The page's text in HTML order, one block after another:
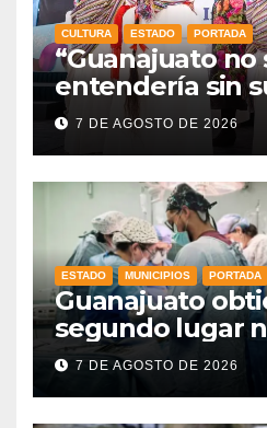
CULTURA ESTADO PORTADA
“Guanajuato no
entendería sin
Indígenas”: Libia
fortalece el
7 DE AGOSTO DE 2026
ESTADO MUNICIPIOS PORTADA
Guanajuato
segundo lugar
procuración de
7 DE AGOSTO DE 2026